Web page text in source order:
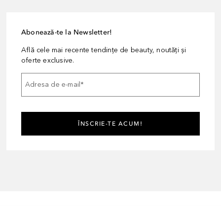
Abonează-te la Newsletter!
Află cele mai recente tendințe de beauty, noutăți și
oferte exclusive.
Adresa de e-mail*
ÎNSCRIE-TE ACUM!